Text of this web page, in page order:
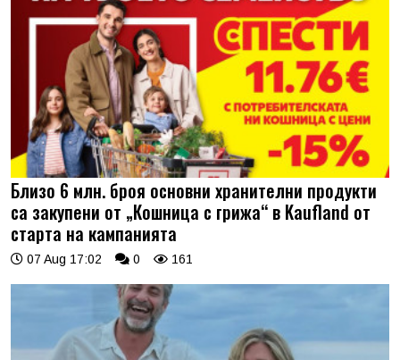
Близо 6 млн. броя основни хранителни продукти
са закупени от „Кошница с грижа“ в Kaufland от
старта на кампанията
07 Aug 17:02 0 161